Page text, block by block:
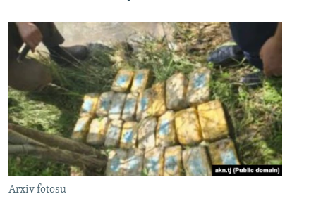
Arxiv fotosu